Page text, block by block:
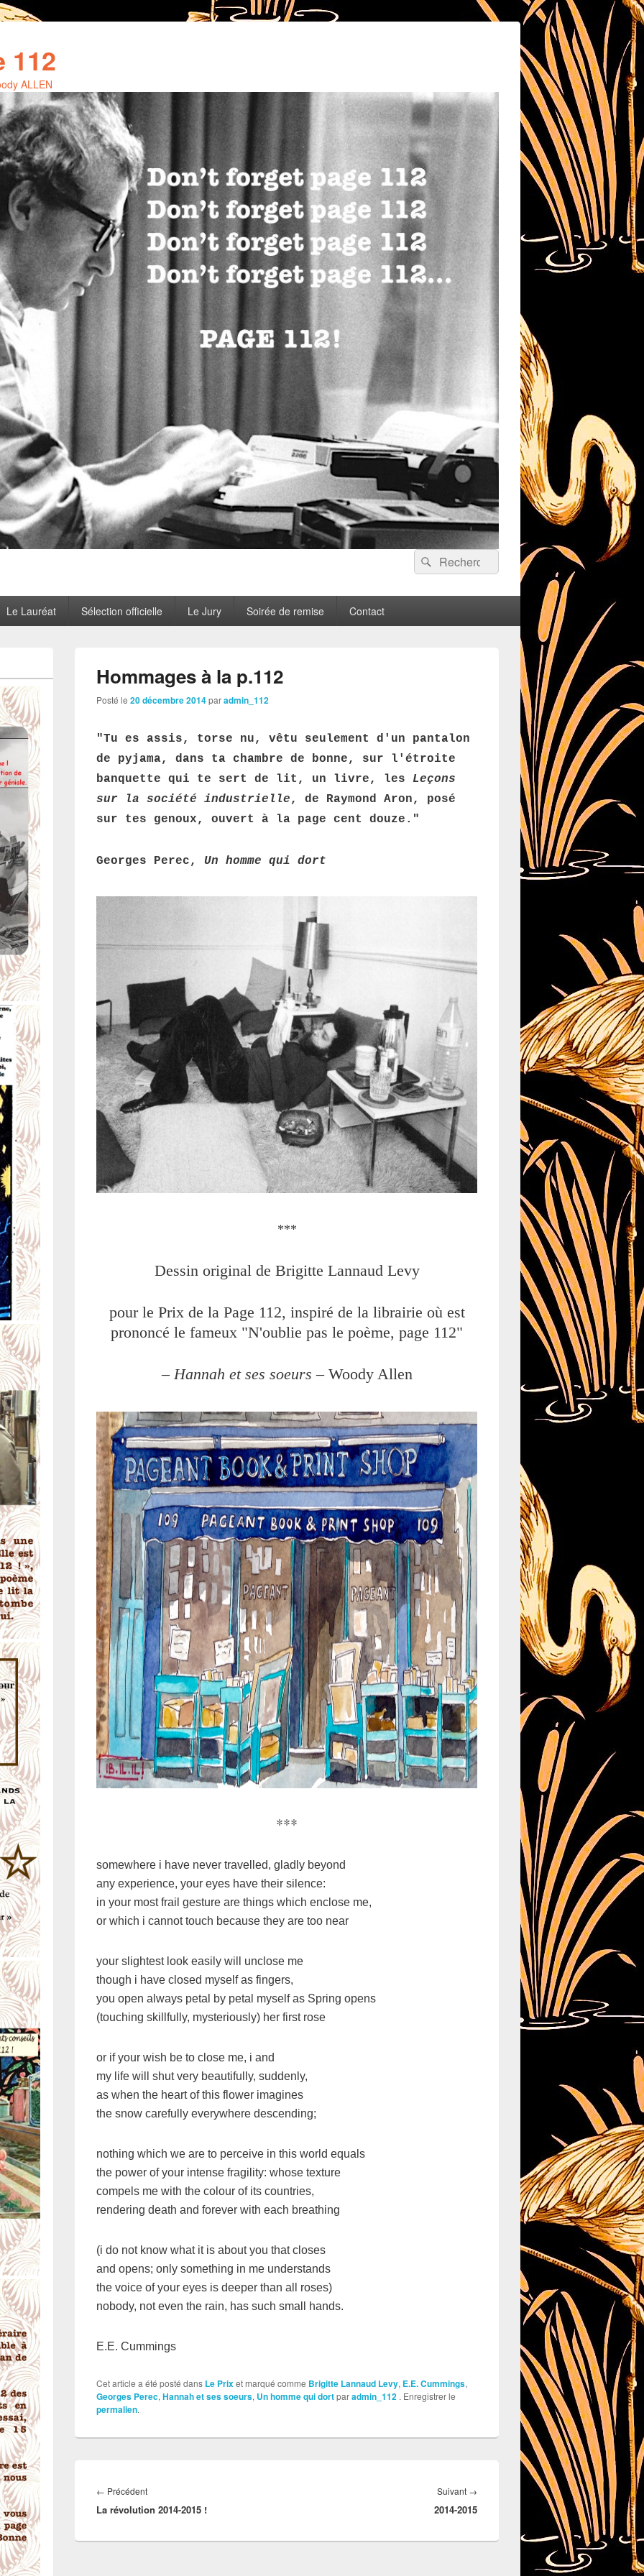
112
ALLEN
Recherche :
Rechercher
Le Lauréat Sélection officielle Le Jury Soirée de remise Contact
Hommages à la p.112
Posté le 20 décembre 2014paradmin_112
"Tu es assis, torse nu, vêtu seulement d'un pantalon
de pyjama, dans ta chambre de bonne, sur l'étroite
banquette qui te sert de lit, un livre, les Leçons
sur la société industrielle, de Raymond Aron, posé
sur tes genoux, ouvert à la page cent douze."
Georges Perec, Un homme qui dort
***
Dessin original de Brigitte Lannaud Levy
pour le Prix de la Page 112, inspiré de la librairie où est
prononcé le fameux "N'oublie pas le poème, page 112"
– Hannah et ses soeurs – Woody Allen
***
somewhere i have never travelled, gladly beyond
any experience, your eyes have their silence:
in your most frail gesture are things which enclose me,
or which i cannot touch because they are too near
your slightest look easily will unclose me
though i have closed myself as fingers,
you open always petal by petal myself as Spring opens
(touching skillfully, mysteriously) her first rose
or if your wish be to close me, i and
my life will shut very beautifully, suddenly,
as when the heart of this flower imagines
the snow carefully everywhere descending;
nothing which we are to perceive in this world equals
the power of your intense fragility: whose texture
compels me with the colour of its countries,
rendering death and forever with each breathing
(i do not know what it is about you that closes
and opens; only something in me understands
the voice of your eyes is deeper than all roses)
nobody, not even the rain, has such small hands.
E.E. Cummings
Cet article a été posté dans Le Prixet marqué comme Brigitte Lannaud Levy, E.E. Cummings,
Georges Perec, Hannah et ses soeurs, Un homme qui dortparadmin_112 . Enregistrer le
permalien.
de
l’article
← Précédent
précédent :
La révolution 2014-2015 !
Suivant →
2014-2015